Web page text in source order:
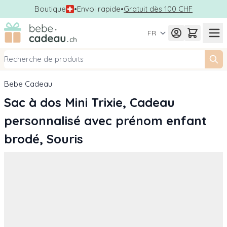
Boutique •Envoi rapide•Gratuit dès 100 CHF
Allez au contenu
FR
Bebe Cadeau
Sac à dos Mini Trixie, Cadeau
personnalisé avec prénom enfant
brodé, Souris